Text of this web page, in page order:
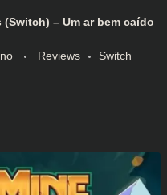
– Um ar bem caído
Reviews Switch